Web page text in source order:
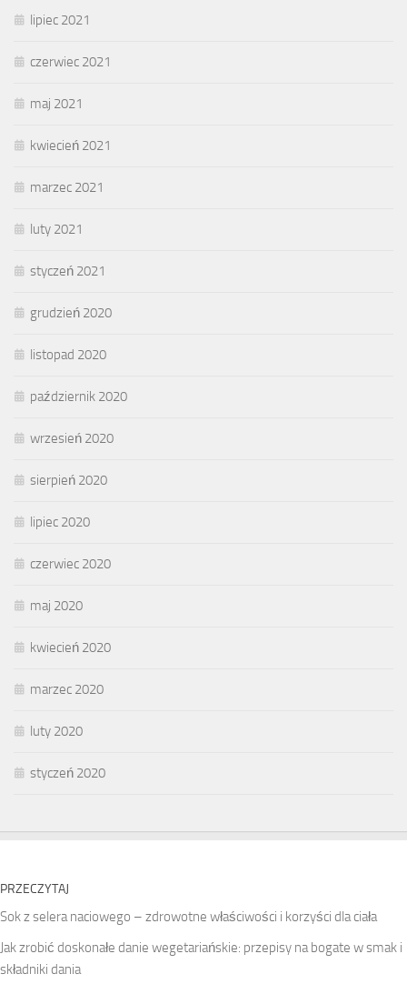
lipiec 2021
czerwiec 2021
maj 2021
kwiecień 2021
marzec 2021
luty 2021
styczeń 2021
grudzień 2020
listopad 2020
październik 2020
wrzesień 2020
sierpień 2020
lipiec 2020
czerwiec 2020
maj 2020
kwiecień 2020
marzec 2020
luty 2020
styczeń 2020
PRZECZYTAJ
Sok z selera naciowego – zdrowotne właściwości i korzyści dla ciała
Jak zrobić doskonałe danie wegetariańskie: przepisy na bogate w smak i
składniki dania